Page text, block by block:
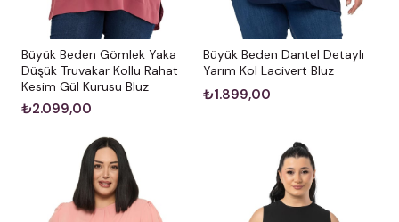
Büyük Beden Gömlek Yaka
Düşük Truvakar Kollu Rahat
Kesim Gül Kurusu Bluz
₺2.099,00
Büyük Beden Dantel Detaylı
Yarım Kol Lacivert Bluz
₺1.899,00